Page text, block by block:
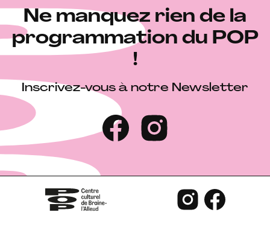
Ne manquez rien de la
programmation du POP
!
Inscrivez-vous à notre Newsletter